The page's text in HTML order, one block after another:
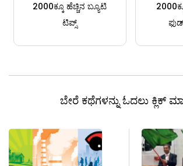
2000ಕ್ಕೂ ಹೆಚ್ಚಿನ ಬ್ಯೂಟಿ
ಟಿಪ್ಸ್
ಬೇರೆ ಕಥೆಗಳನ್ನು ಓದಲು ಕ್ಲಿಕ್